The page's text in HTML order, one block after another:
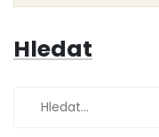
domě vapuje.
Hledat